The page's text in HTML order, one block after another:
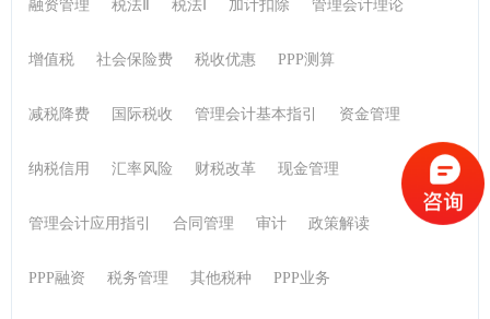
融资管理 税法Ⅱ 税法Ⅰ 加计扣除 管理会计理论
增值税 社会保险费 税收优惠 PPP测算
减税降费 国际税收 管理会计基本指引 资金管理
纳税信用 汇率风险 财税改革 现金管理
管理会计应用指引 合同管理 审计 政策解读
PPP融资 税务管理 其他税种 PPP业务